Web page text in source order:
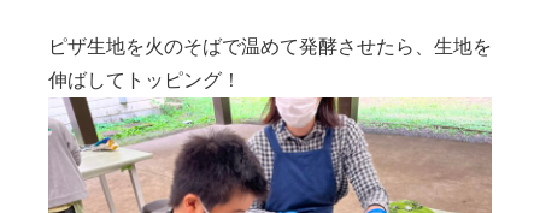
ピザ生地を火のそばで温めて発酵させたら、生地を
伸ばしてトッピング！